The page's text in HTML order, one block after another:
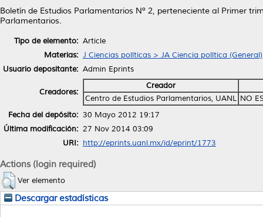
Boletín de Estudios Parlamentarios Nº 2, perteneciente al Primer
Parlamentarios.
Tipo de elemento: Article
Materias: J Ciencias políticas > JA Ciencia política (General)
Usuario depositante: Admin Eprints
Creadores:
Creador
Centro de Estudios Parlamentarios, UANL NO
Fecha del depósito: 30 Mayo 2012 19:17
Última modificación: 27 Nov 2014 03:09
URI: http://eprints.uanl.mx/id/eprint/1773
Actions (login required)
Ver elemento
Descargar estadísticas